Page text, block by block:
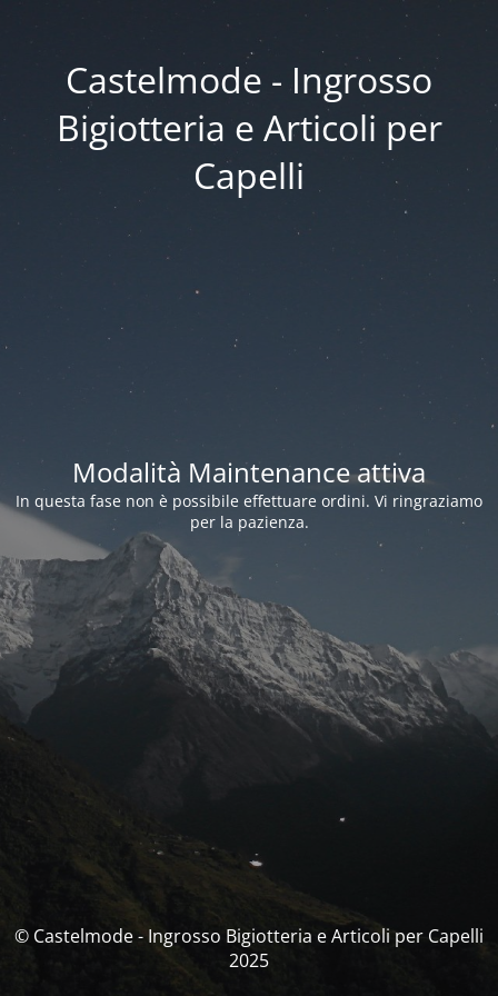
Castelmode - Ingrosso
Bigiotteria e Articoli per
Capelli
Modalità Maintenance attiva
In questa fase non è possibile effettuare ordini. Vi ringraziamo
per la pazienza.
© Castelmode - Ingrosso Bigiotteria e Articoli per Capelli
2025